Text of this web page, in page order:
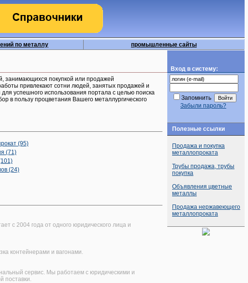
по металлу промышленные сайты
занимающихся покупкой или продажей
привлекают сотни людей, занятых продажей и
успешного использования портала с целью поиска
в пользу процветания Вашего металлургического
(95)
(71)
(24)
с 2004 года от одного юридического лица и
контейнерами и вагонами.
сервис. Мы работаем с юридическими и
поставки.
Вход в систему:
Запомнить
Забыли пароль?
Полезные ссылки
Продажа и покупка
металлопроката
Трубы продажа, трубы
покупка
Объявления цветные
металлы
Продажа нержавеющего
металлопроката